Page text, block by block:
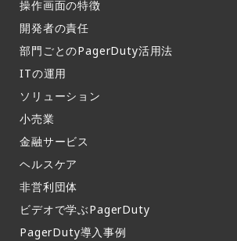
操作画面の特徴​
開発者の責任
部門ごとのPagerDuty活用法​
ITの運用​
ソリューション
小売業
金融サービス
ヘルスケア
非営利団体
ビデオで学ぶPagerDuty
PagerDuty導入事例​